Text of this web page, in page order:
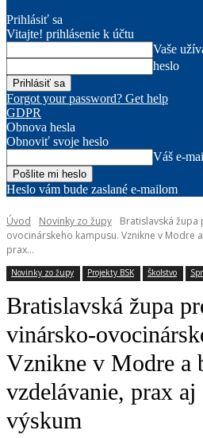
Prihlásiť sa
Vitajte! prihlásenie k účtu
Vaše
heslo
Forgot your password? Get help
GDPR
Obnova hesla
Obnoviť svoje heslo
Váš e-
Heslo vám bude zaslané e-mailom
Úvod Novinky zo župy
Bratislavská
ovocinárskeho kampusu. Vznikne v Modre
prax...
Novinky zo župy Projekty BSK Školstvo
Bratislavská župa
vinársko-
Vznikne v Modre a
vzdelávanie, prax
výskum